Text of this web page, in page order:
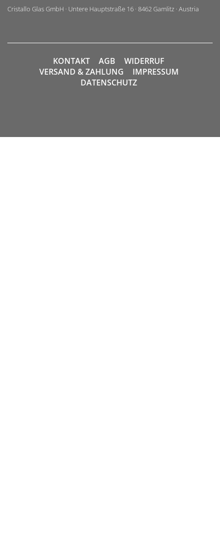
Cristallo Glas GmbH · Untere Hauptstraße 16 · 8462Gamlitz · Austria
KONTAKT AGB
WIDERRUF
VERSAND & ZAHLUNG
IMPRESSUM
DATENSCHUTZ